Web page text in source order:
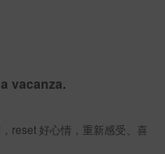
vacanza.
reset 好心情，重新感受、喜